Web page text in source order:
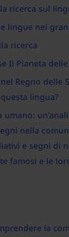
ricerca sul
lingue nei
ricerca
Il Pianeta delle
Regno delle
lingua?
nella
e segni di
famosi e le
la